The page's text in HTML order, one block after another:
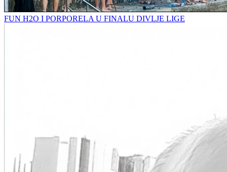
FUN H2O I PORPORELA U FINALU DIVLJE LIGE